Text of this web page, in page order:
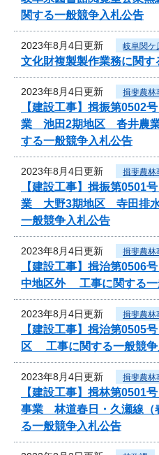
関する一般競争入札公告
2023年8月4日更新 岐阜関ケ
文化財複製製作業務に関す
2023年8月4日更新 揖斐農林
【建設工事】揖振第0502
業 池田2期地区 沓井農
する一般競争入札公告
2023年8月4日更新 揖斐農林
【建設工事】揖振第0501
業 大野3期地区 寺田排
一般競争入札公告
2023年8月4日更新 揖斐農林
【建設工事】揖治第
中地区外 工事に関する一
2023年8月4日更新 揖斐農林
【建設工事】揖治第
区 工事に関する一般競争
2023年8月4日更新 揖斐農林
【建設工事】揖林第0501
事業 林道春日・久瀬線（
る一般競争入札公告